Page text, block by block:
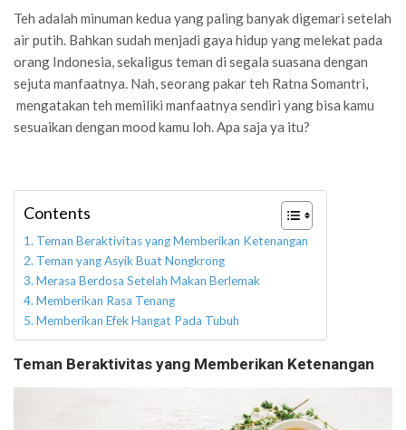
Teh adalah minuman kedua yang paling banyak digemari setelah
air putih. Bahkan sudah menjadi gaya hidup yang melekat pada
orang Indonesia, sekaligus teman di segala suasana dengan
sejuta manfaatnya. Nah, seorang pakar teh Ratna Somantri,
mengatakan teh memiliki manfaatnya sendiri yang bisa kamu
sesuaikan dengan mood kamu loh. Apa saja ya itu?
Contents
Teman Beraktivitas yang Memberikan Ketenangan
Teman yang Asyik Buat Nongkrong
Merasa Berdosa Setelah Makan Berlemak
Memberikan Rasa Tenang
Memberikan Efek Hangat Pada Tubuh
Teman Beraktivitas yang Memberikan Ketenangan